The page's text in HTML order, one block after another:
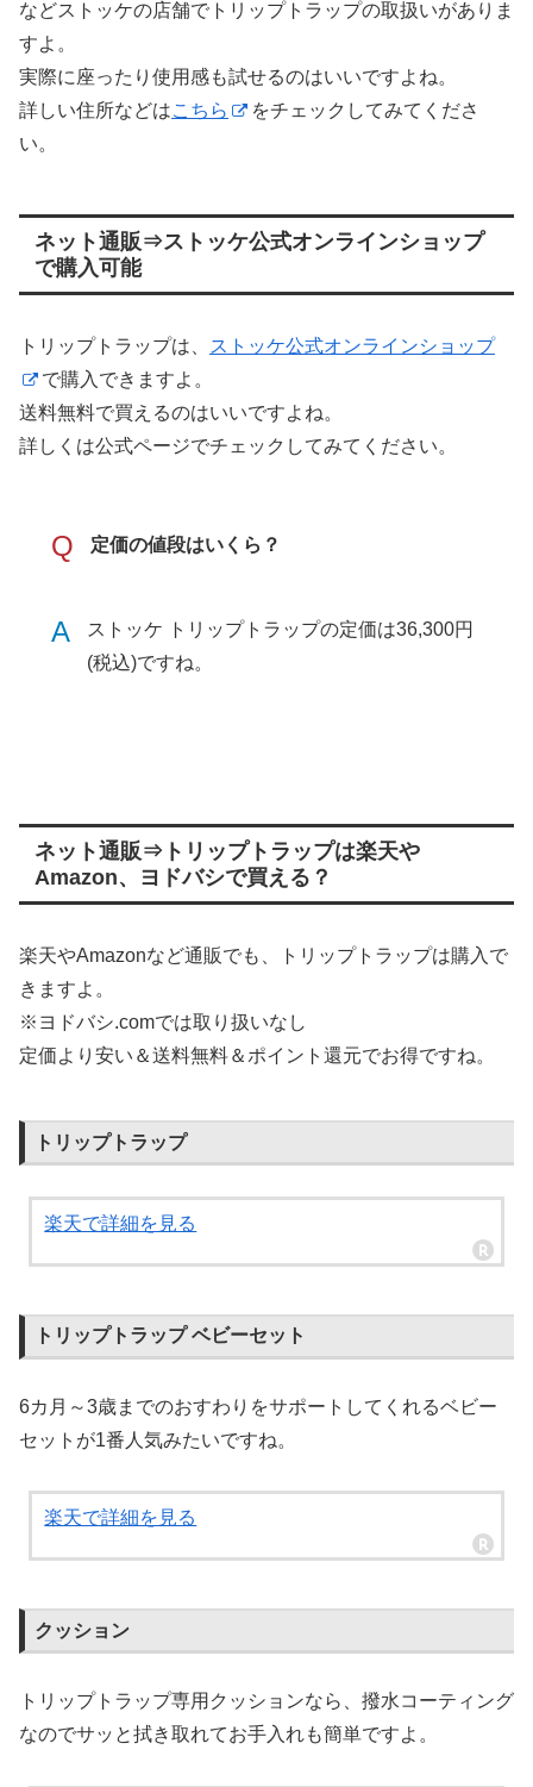
などストッケの店舗でトリップトラップの取扱いがありま
すよ。
実際に座ったり使用感も試せるのはいいですよね。
詳しい住所などはこちら
をチェックしてみてくださ
い。
ネット通販⇒ストッケ公式オンラインショップ
で購入可能
トリップトラップは、
ストッケ公式オンラインショップ
で購入できますよ。
送料無料で買えるのはいいですよね。
詳しくは公式ページでチェックしてみてください。
Q 定価の値段はいくら？
A
ストッケ トリップトラップの定価は36,300円
(税込)ですね。
ネット通販⇒トリップトラップは楽天や
Amazon、ヨドバシで買える？
楽天やAmazonなど通販でも、トリップトラップは購入で
きますよ。
※ヨドバシ.comでは取り扱いなし
定価より安い＆送料無料＆ポイント還元でお得ですね。
トリップトラップ
楽天で詳細を見る
トリップトラップ ベビーセット
6カ月～3歳までのおすわりをサポートしてくれるベビー
セットが1番人気みたいですね。
楽天で詳細を見る
クッション
トリップトラップ専用クッションなら、撥水コーティング
なのでサッと拭き取れてお手入れも簡単ですよ。